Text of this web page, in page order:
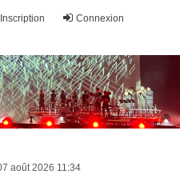
Connexion
Inscription
août 2026 11:34